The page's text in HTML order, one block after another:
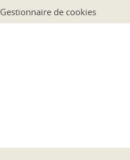
Gestionnaire de cookies